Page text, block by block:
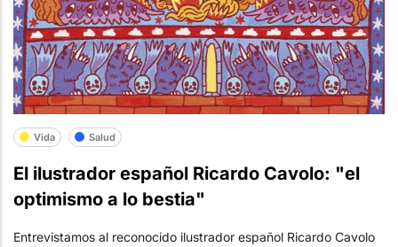
Vida Salud
El ilustrador español Ricardo Cavolo: "el
optimismo a lo bestia"
Entrevistamos al reconocido ilustrador español Ricardo Cavolo